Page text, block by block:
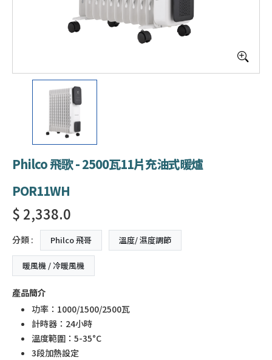
Philco 飛歌 - 2500瓦11片充油式暖爐
POR11WH
$ 2,338.0
分類 : Philco 飛哥 溫度/ 濕度調節
暖風機 / 冷暖風機
產品簡介
功率：1000/1500/2500瓦
計時器：24小時
溫度範圍：5-35°C
3段加熱設定